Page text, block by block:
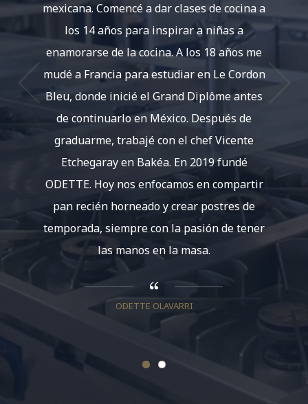
mexicana. Comencé a dar clases de cocina a
los 14 años para inspirar a niñas a
enamorarse de la cocina. A los 18 años me
mudé a Francia para estudiar en Le Cordon
Bleu, donde inicié el Grand Diplôme antes
de continuarlo en México. Después de
graduarme, trabajé con el chef Vicente
Etchegaray en Bakéa. En 2019 fundé
ODETTE. Hoy nos enfocamos en compartir
pan recién horneado y crear postres de
temporada, siempre con la pasión de tener
las manos en la masa.
ODETTE OLAVARRI
a